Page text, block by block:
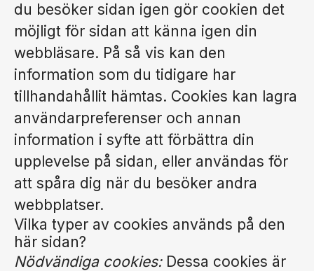
du besöker sidan igen gör cookien det
möjligt för sidan att känna igen din
webbläsare. På så vis kan den
information som du tidigare har
tillhandahållit hämtas. Cookies kan lagra
användarpreferenser och annan
information i syfte att förbättra din
upplevelse på sidan, eller användas för
att spåra dig när du besöker andra
webbplatser.
Vilka typer av cookies används på den
här sidan?
Nödvändiga cookies:Dessa cookies är